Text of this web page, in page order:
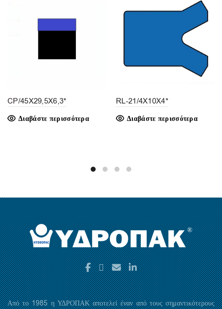
CP/45X29,5X6,3*
Διαβάστε περισσότερα
RL-21/4X10X4*
Διαβάστε περισσότερα
Από το 1985 η ΥΔΡΟΠΑΚ αποτελεί έναν από τους σημαντικότερους